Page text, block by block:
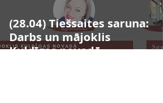
(28.04) Tiešsaites saruna:
Darbs un mājoklis
Kuldīgas novadā